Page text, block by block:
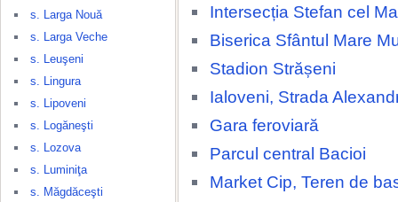
s. Larga Nouă
s. Larga Veche
s. Leuşeni
s. Lingura
s. Lipoveni
s. Logăneşti
s. Lozova
s. Luminiţa
s. Măgdăceşti
Intersecția Stefan cel
Biserica Sfântul Mare
Stadion Strășeni
Ialoveni, Strada
Gara feroviară
Parcul central Bacioi
Market Cip, Teren de